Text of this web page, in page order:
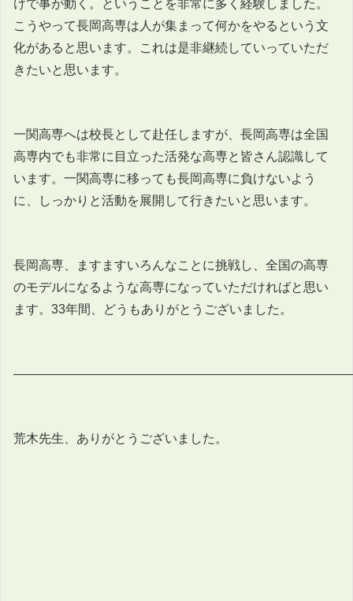
けで事が動く。ということを非常に多く経験しました。
こうやって長岡高専は人が集まって何かをやるという文
化があると思います。これは是非継続していっていただ
きたいと思います。
一関高専へは校長として赴任しますが、長岡高専は全国
高専内でも非常に目立った活発な高専と皆さん認識して
います。一関高専に移っても長岡高専に負けないよう
に、しっかりと活動を展開して行きたいと思います。
長岡高専、ますますいろんなことに挑戦し、全国の高専
のモデルになるような高専になっていただければと思い
ます。33年間、どうもありがとうございました。
———————————————————————————
荒木先生、ありがとうございました。